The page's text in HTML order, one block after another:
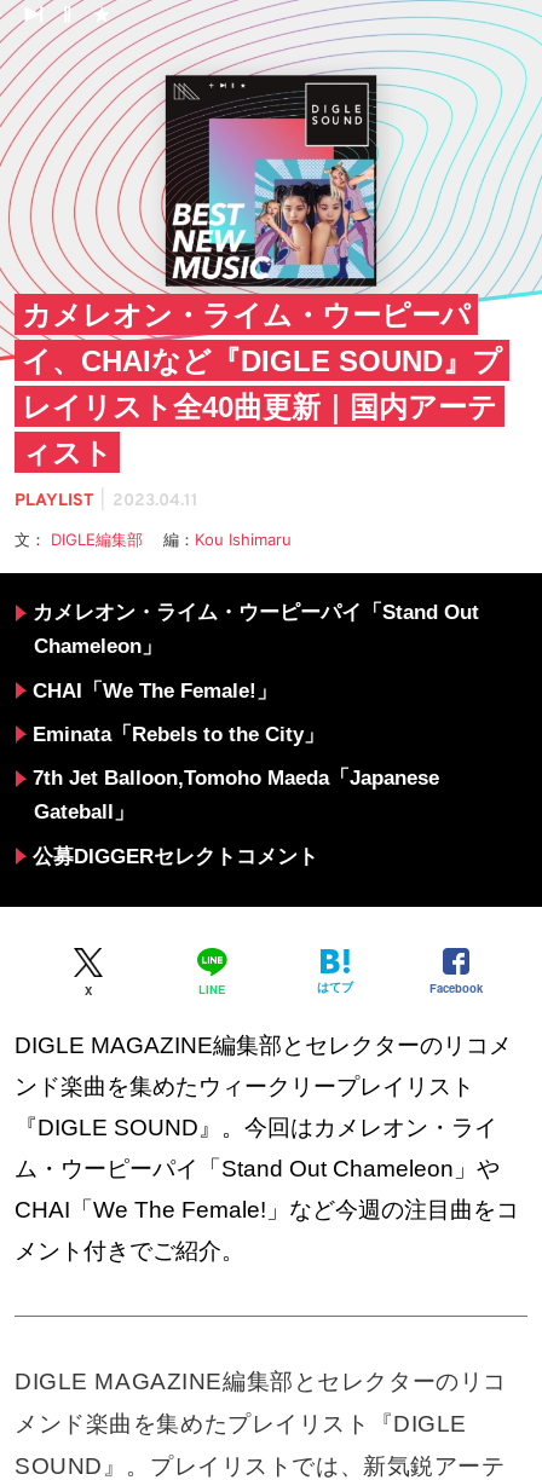
カメレオン・ライム・ウーピーパ
イ、CHAIなど『DIGLE SOUND』プ
レイリスト全40曲更新｜国内アーテ
ィスト
PLAYLIST 2023.04.11
文： DIGLE編集部 編： Kou Ishimaru
カメレオン・ライム・ウーピーパイ「Stand Out
Chameleon」
CHAI「We The Female!」
Eminata「Rebels to the City」
7th Jet Balloon,Tomoho Maeda「Japanese
Gateball」
公募DIGGERセレクトコメント
X LINE はてブ Facebook
DIGLE MAGAZINE編集部とセレクターのリコメ
ンド楽曲を集めたウィークリープレイリスト
『DIGLE SOUND』。今回はカメレオン・ライ
ム・ウーピーパイ「Stand Out Chameleon」や
CHAI「We The Female!」など今週の注目曲をコ
メント付きでご紹介。
DIGLE MAGAZINE編集部とセレクターのリコ
メンド楽曲を集めたプレイリスト『DIGLE
SOUND』。プレイリストでは、新気鋭アーテ